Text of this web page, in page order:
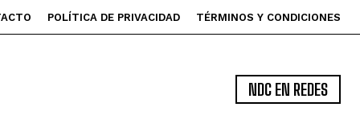
POLÍTICA DE PRIVACIDAD TÉRMINOS Y CONDICIONES
NDC EN REDES